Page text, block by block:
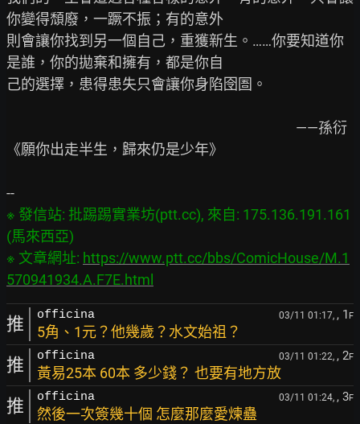
你變得頹廢，一蹶不振；有的意外
則會讓你找到另一個自己，重獲新生。……你要知道你
是誰，你的拋棄和擁有，都是你自
己的選擇，患得患失只會讓你身陷囹圄。
——孫衍
《願你出走半生，歸來仍是少年》
※ 發信站: 批踢踢實業坊(ptt.cc), 來自: 175.136.191.161
(馬來西亞)
※ 文章網址: https://www.ptt.cc/bbs/ComicHouse/M.1
570941934.A.F7E.html
推 officina 03/11 01:17, , 1 F
5角、1元？他幾歲？水文始祖？
推 officina 03/11 01:22, , 2F
黃易25本 60本 多少錢？ 也要有地方放
推 officina 03/11 01:24, , 3F
然後一次簽幾十個 怎麼那麼愛煉蠱